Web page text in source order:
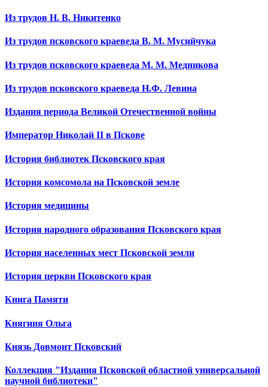
Из трудов Н. В. Никитенко
Из трудов псковского краеведа В. М. Мусийчука
Из трудов псковского краеведа М. М. Медникова
Из трудов псковского краеведа Н.Ф. Левина
Издания периода Великой Отечественной войны
Император Николай II в Пскове
История библиотек Псковского края
История комсомола на Псковской земле
История медицины
История народного образования Псковского края
История населенных мест Псковской земли
История церкви Псковского края
Книга Памяти
Княгиня Ольга
Князь Довмонт Псковский
Коллекция "Издания Псковской областной универсальной
научной библиотеки"